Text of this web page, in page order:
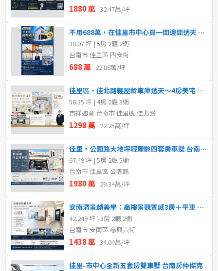
1880 萬 32.47萬/坪
不用688萬，在佳里市中心買一間邊間透天 台南房仲傑克
30.07 坪 | 5房 2廳 2衛
台南市 佳里區 四安街
688 萬 22.88萬/坪
佳里區・佳北路輕屋齡車庫透天～4房美宅 台南房仲傑克
58.35 坪 | 4房 2廳 3衛
吉祥如意 台南市 佳里區 佳北路
1298 萬 22.25萬/坪
佳里・公園路大地坪輕屋齡四套房車墅 台南房仲傑克
67.49 坪 | 5房 2廳 5衛
台南市 佳里區 公園路
1980 萬 29.34萬/坪
安南清景麟美學：高樓景觀質感3房＋平車 台南房仲傑克
42.249 坪 | 3房 2廳 2衛
台南市 安南區 慈興六街
1438 萬 34.04萬/坪
佳里-市中心全新五套房雙車墅 台南房仲傑克